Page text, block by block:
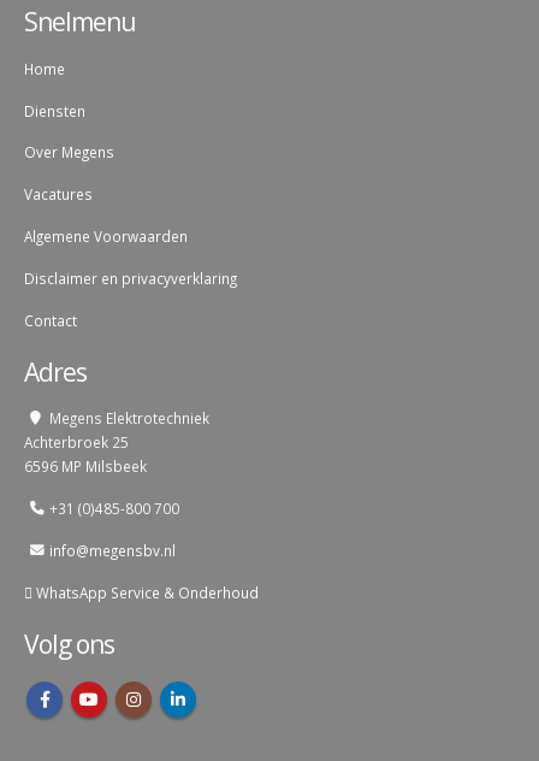
Snelmenu
Home
Diensten
Over Megens
Vacatures
Algemene Voorwaarden
Disclaimer en privacyverklaring
Contact
Adres
Megens Elektrotechniek
Achterbroek 25
6596 MP Milsbeek
+31 (0)485-800 700
info@megensbv.nl
WhatsApp Service & Onderhoud
Volg ons